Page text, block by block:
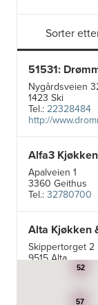
Sorter
51531:
Nygårdsveien
1423 Ski
Tel.: 22328484
http://
Alfa3
Apalveien 1
3360 Geithus
Tel.: 32780700
Alta Kjøkken
Skippertorget 2
9515 Alta
99007242
52
57